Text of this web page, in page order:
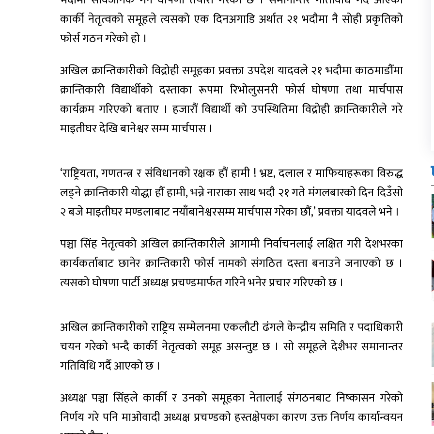
कार्की नेतृत्वको समूहले त्यसको एक दिनअगाडि अर्थात २१ भदौमा नै सोही प्रकृतिको
फोर्स गठन गरेको हो ।
अखिल क्रान्तिकारीको विद्रोही समूहका प्रवक्ता उपदेश यादवले २१ भदौमा काठमाडौंमा
क्रान्तिकारी विद्यार्थीको दस्ताका रूपमा रिभोलुसनरी फोर्स घोषणा तथा मार्चपास
कार्यक्रम गरिएको बताए । हजारौं विद्यार्थी को उपस्थितिमा विद्रोही क्रान्तिकारीले गरे
माइतीघर देखि बानेश्वर सम्म मार्चपास ।
‘राष्ट्रियता, गणतन्त्र र संविधानको रक्षक हौं हामी ! भ्रष्ट, दलाल र माफियाहरूका विरुद्ध
लड्ने क्रान्तिकारी योद्धा हौं हामी, भन्ने नाराका साथ भदौ २१ गते मंगलबारको दिन दिउँसो
२ बजे माइतीघर मण्डलाबाट नयाँबानेश्वरसम्म मार्चपास गरेका छौं,’ प्रवक्ता यादवले भने ।
पञ्चा सिंह नेतृत्वको अखिल क्रान्तिकारीले आगामी निर्वाचनलाई लक्षित गरी देशभरका
कार्यकर्ताबाट छानेर क्रान्तिकारी फोर्स नामको संगठित दस्ता बनाउने जनाएको छ ।
त्यसको घोषणा पार्टी अध्यक्ष प्रचण्डमार्फत गरिने भनेर प्रचार गरिएको छ ।
अखिल क्रान्तिकारीको राष्ट्रिय सम्मेलनमा एकलौटी ढंगले केन्द्रीय समिति र पदाधिकारी
चयन गरेको भन्दै कार्की नेतृत्वको समूह असन्तुष्ट छ । सो समूहले देशैभर समानान्तर
गतिविधि गर्दै आएको छ ।
अध्यक्ष पञ्चा सिंहले कार्की र उनको समूहका नेतालाई संगठनबाट निष्कासन गरेको
निर्णय गरे पनि माओवादी अध्यक्ष प्रचण्डको हस्तक्षेपका कारण उक्त निर्णय कार्यान्वयन